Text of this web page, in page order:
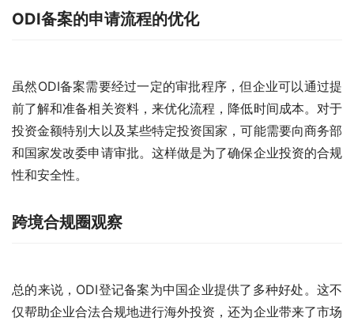
ODI备案的申请流程的优化
虽然ODI备案需要经过一定的审批程序，但企业可以通过提
前了解和准备相关资料，来优化流程，降低时间成本。对于
投资金额特别大以及某些特定投资国家，可能需要向商务部
和国家发改委申请审批。这样做是为了确保企业投资的合规
性和安全性。
跨境合规圈观察
总的来说，ODI登记备案为中国企业提供了多种好处。这不
仅帮助企业合法合规地进行海外投资，还为企业带来了市场